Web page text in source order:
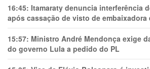
16:45: Itamaraty denuncia interferência
após cassação de visto de embaixadora
15:57: Ministro André Mendonça exige
do governo Lula a pedido do PL